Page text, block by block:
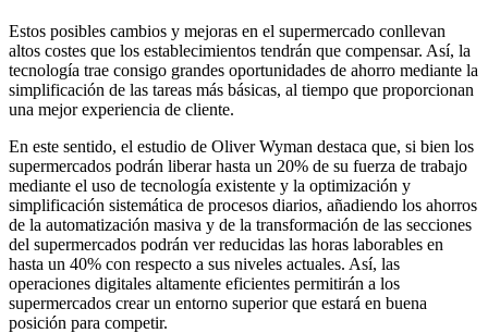
Estos posibles cambios y mejoras en el supermercado conllevan
altos costes que los establecimientos tendrán que compensar. Así, la
tecnología trae consigo grandes oportunidades de ahorro mediante la
simplificación de las tareas más básicas, al tiempo que proporcionan
una mejor experiencia de cliente.
En este sentido, el estudio de Oliver Wyman destaca que, si bien los
supermercados podrán liberar hasta un 20% de su fuerza de trabajo
mediante el uso de tecnología existente y la optimización y
simplificación sistemática de procesos diarios, añadiendo los ahorros
de la automatización masiva y de la transformación de las secciones
del supermercados podrán ver reducidas las horas laborables en
hasta un 40% con respecto a sus niveles actuales. Así, las
operaciones digitales altamente eficientes permitirán a los
supermercados crear un entorno superior que estará en buena
posición para competir.